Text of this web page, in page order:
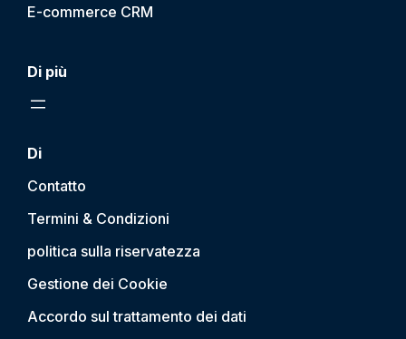
E-commerce CRM
Di più
Di
Contatto
Termini & Condizioni
politica sulla riservatezza
Gestione dei Cookie
Accordo sul trattamento dei dati